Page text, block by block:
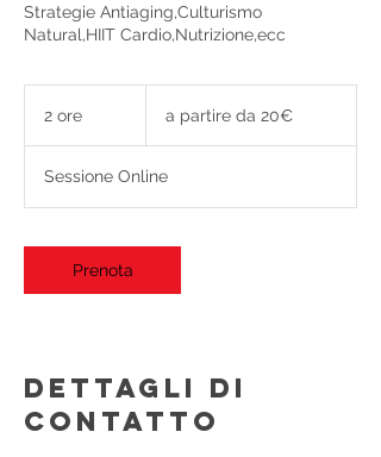
Strategie Antiaging,Culturismo
Natural,HIIT Cardio,Nutrizione,ecc
2 ore
e
a partire da 20€
Sessione Online
Prenota
Dettagli di
contatto